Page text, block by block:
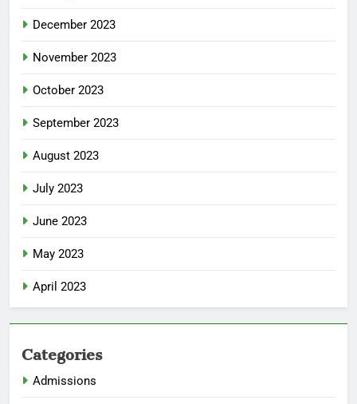
December 2023
November 2023
October 2023
September 2023
August 2023
July 2023
June 2023
May 2023
April 2023
Categories
Admissions